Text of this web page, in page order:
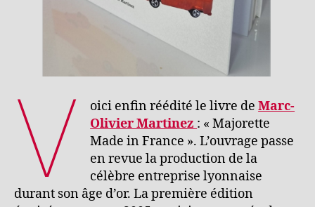
V oici enfin réédité le livre deMarc-
Olivier Martinez : « Majorette
Made in France ». L’ouvrage passe
en revue la production de la
célèbre entreprise lyonnaise
durant son âge d’or. La première édition